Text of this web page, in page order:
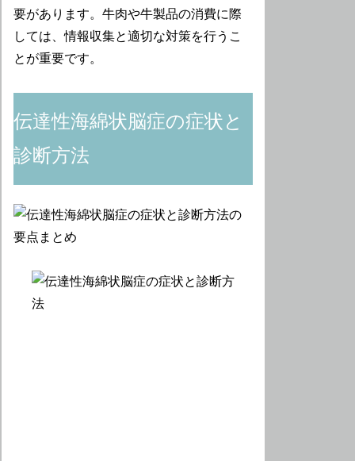
要があります。牛肉や牛製品の消費に際
しては、情報収集と適切な対策を行うこ
とが重要です。
伝達性海綿状脳症の症状と
診断方法